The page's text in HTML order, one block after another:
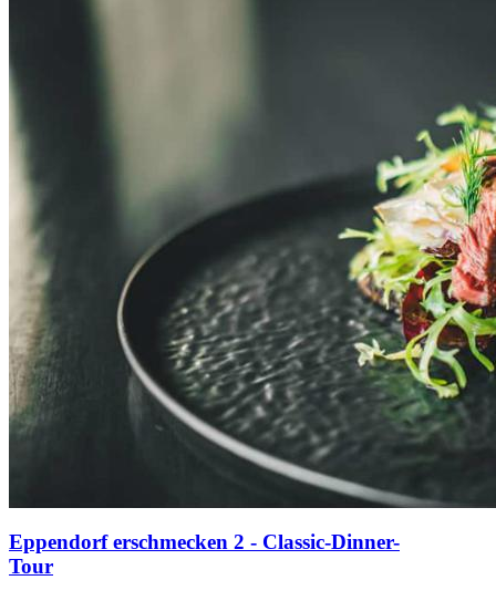
Eppendorf erschmecken 2 - Classic-Dinner-
Tour